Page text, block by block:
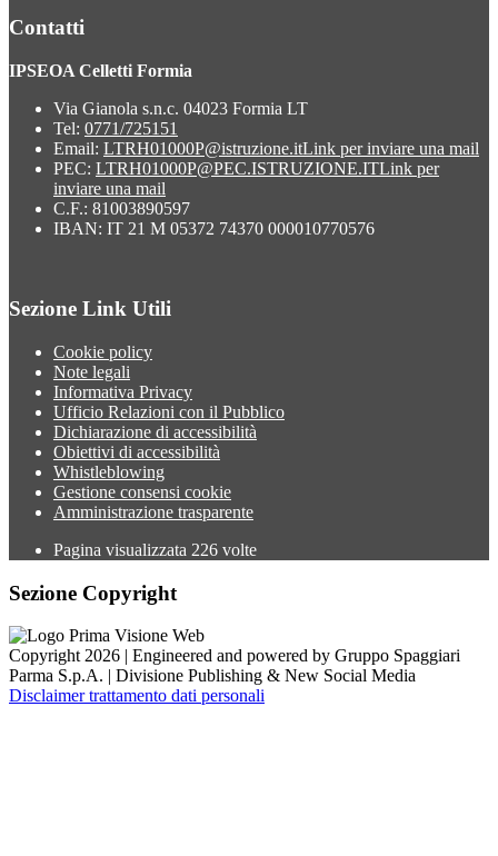
Contatti
IPSEOA Celletti Formia
Via Gianola s.n.c. 04023 Formia LT
Tel: 0771/725151
Email: LTRH01000P@istruzione.itLink per inviare una mail
PEC: LTRH01000P@PEC.ISTRUZIONE.ITLink per
inviare una mail
C.F.: 81003890597
IBAN: IT 21 M 05372 74370 000010770576
Sezione Link Utili
Cookie policy
Note legali
Informativa Privacy
Ufficio Relazioni con il Pubblico
Dichiarazione di accessibilità
Obiettivi di accessibilità
Whistleblowing
Gestione consensi cookie
Amministrazione trasparente
Pagina visualizzata 226 volte
Sezione Copyright
Copyright 2026 | Engineered and powered by Gruppo Spaggiari
Parma S.p.A. | Divisione Publishing & New Social Media
Disclaimer trattamento dati personali